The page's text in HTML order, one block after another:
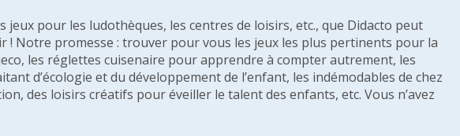
jeux pour les ludothèques, les centres de loisirs, etc., que Didacto peut
Notre promesse : trouver pour vous les jeux les plus pertinents pour la
les réglettes cuisenaire pour apprendre à compter autrement, les
d’écologie et du développement de l’enfant, les indémodables de chez
des loisirs créatifs pour éveiller le talent des enfants, etc. Vous n’avez